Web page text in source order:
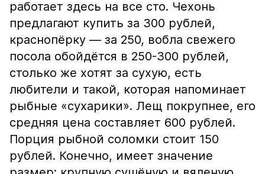
работает здесь на все сто. Чехонь
предлагают купить за 300 рублей,
краснопёрку — за 250, вобла свежего
посола обойдётся в 250-300 рублей,
столько же хотят за сухую, есть
любители и такой, которая напоминает
рыбные «сухарики». Лещ покрупнее, его
средняя цена составляет 600 рублей.
Порция рыбной соломки стоит 150
рублей. Конечно, имеет значение